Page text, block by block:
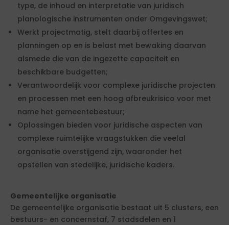
type, de inhoud en interpretatie van juridisch
planologische instrumenten onder Omgevingswet;
Werkt projectmatig, stelt daarbij offertes en
planningen op en is belast met bewaking daarvan
alsmede die van de ingezette capaciteit en
beschikbare budgetten;
Verantwoordelijk voor complexe juridische projecten
en processen met een hoog afbreukrisico voor met
name het gemeentebestuur;
Oplossingen bieden voor juridische aspecten van
complexe ruimtelijke vraagstukken die veelal
organisatie overstijgend zijn, waaronder het
opstellen van stedelijke, juridische kaders.
Gemeentelijke organisatie
De gemeentelijke organisatie bestaat uit 5 clusters, een
bestuurs- en concernstaf, 7 stadsdelen en 1